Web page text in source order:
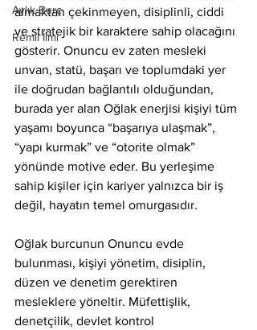
Aylık Burç
Remil İlmi
almaktan çekinmeyen, disiplinli, ciddi
ve stratejik bir karaktere sahip olacağını
gösterir. Onuncu ev zaten mesleki
unvan, statü, başarı ve toplumdaki yer
ile doğrudan bağlantılı olduğundan,
burada yer alan Oğlak enerjisi kişiyi tüm
yaşamı boyunca “başarıya ulaşmak”,
“yapı kurmak” ve “otorite olmak”
yönünde motive eder. Bu yerleşime
sahip kişiler için kariyer yalnızca bir iş
değil, hayatın temel omurgasıdır.
Oğlak burcunun Onuncu evde
bulunması, kişiyi yönetim, disiplin,
düzen ve denetim gerektiren
mesleklere yöneltir. Müfettişlik,
denetçilik, devlet kontrol